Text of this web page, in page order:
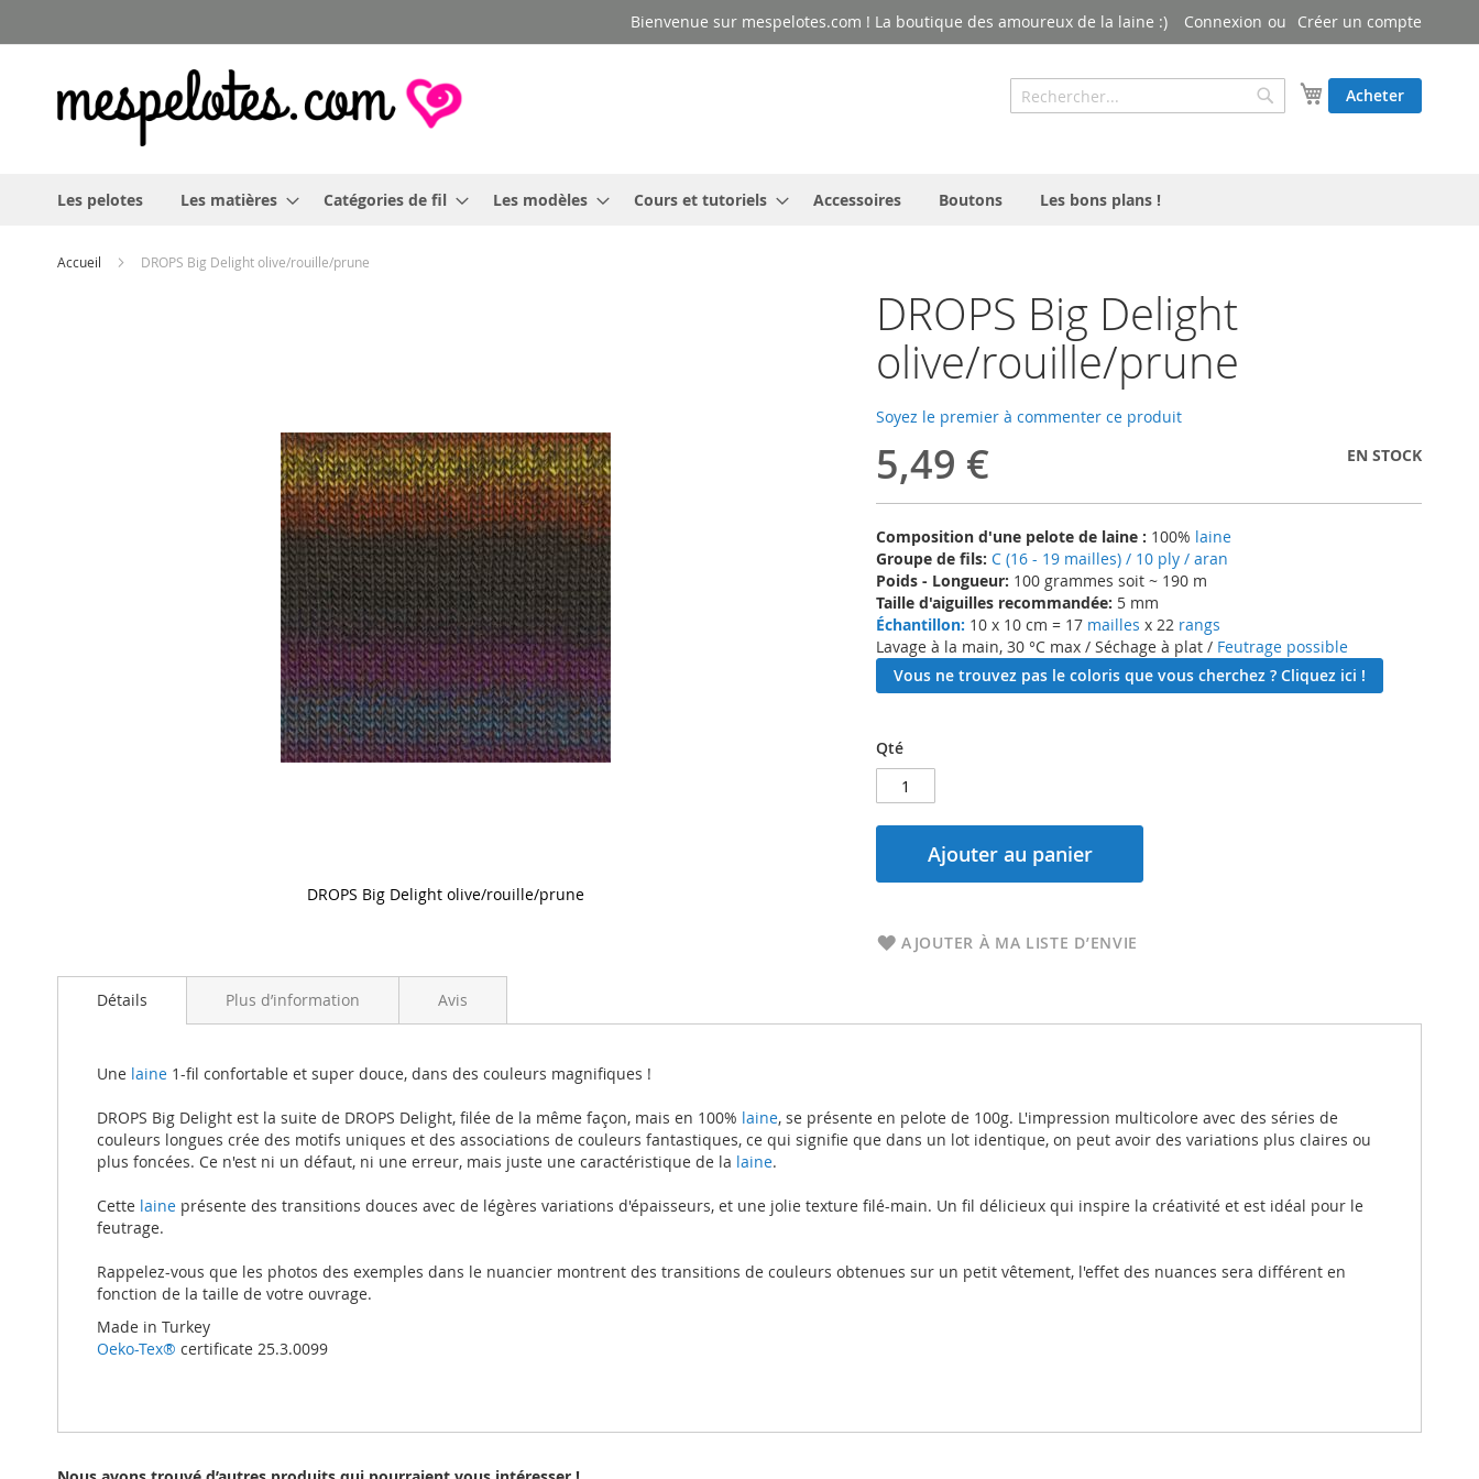
au
Bienvenue sur mespelotes.com ! La boutique des amoureux de la laine :) Connexion Créer un compte
Mon panier
Acheter
Rechercher
Rechercher
Les pelotes Les matières Catégories de fil Les modèles Cours et tutoriels Accessoires Boutons Les bons plans !
Accueil DROPS Big Delight olive/rouille/prune
DROPS Big Delight
olive/rouille/prune
Soyez le premier à commenter ce produit
5,49 € EN STOCK
Composition d'une pelote de laine : 100% laine
Groupe de fils: C (16 - 19 mailles) / 10 ply / aran
Poids - Longueur: 100 grammes soit ~ 190 m
Taille d'aiguilles recommandée: 5 mm
Échantillon: 10 x 10 cm = 17 mailles x 22 rangs
Lavage à la main, 30 °C max / Séchage à plat / Feutrage possible
Vous ne trouvez pas le coloris que vous cherchez ? Cliquez ici !
Qté
Ajouter au panier
AJOUTER À MA LISTE D’ENVIE
DROPS Big Delight olive/rouille/prune
gallery
Détails
Une laine 1-fil confortable et super douce, dans des couleurs magnifiques !
DROPS Big Delight est la suite de DROPS Delight, filée de la même façon, mais en 100% laine, se présente en pelote de 100g. L'impression multicolore avec des séries de
couleurs longues crée des motifs uniques et des associations de couleurs fantastiques, ce qui signifie que dans un lot identique, on peut avoir des variations plus claires ou
plus foncées. Ce n'est ni un défaut, ni une erreur, mais juste une caractéristique de la laine.
Cette laine présente des transitions douces avec de légères variations d'épaisseurs, et une jolie texture filé-main. Un fil délicieux qui inspire la créativité et est idéal pour le
feutrage.
Rappelez-vous que les photos des exemples dans le nuancier montrent des transitions de couleurs obtenues sur un petit vêtement, l'effet des nuances sera différent en
fonction de la taille de votre ouvrage.
Made in Turkey
Oeko-Tex® certificate 25.3.0099
Plus d’information Avis